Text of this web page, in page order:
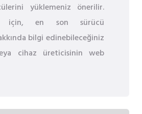
yüklemeniz önerilir.
için, en son sürücü
bilgi edinebileceğiniz
cihaz üreticisinin web